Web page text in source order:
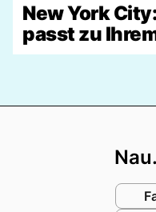
New York
passt zu